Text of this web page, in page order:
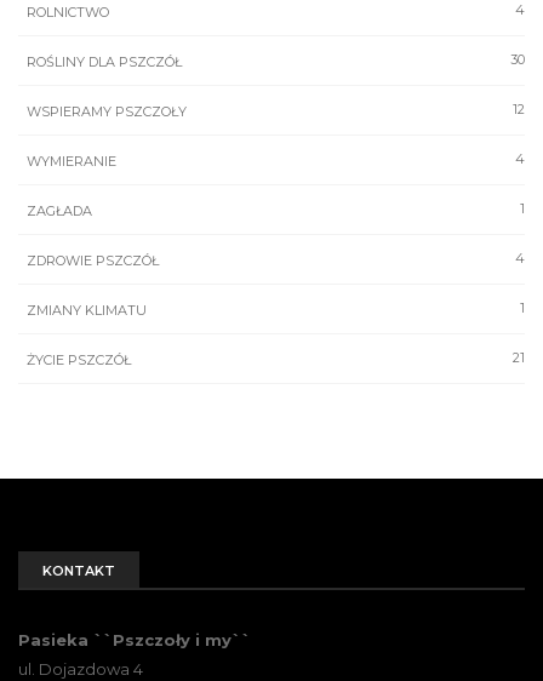
4
ROLNICTWO
30
ROŚLINY DLA PSZCZÓŁ
12
WSPIERAMY PSZCZOŁY
4
WYMIERANIE
1
ZAGŁADA
4
ZDROWIE PSZCZÓŁ
1
ZMIANY KLIMATU
21
ŻYCIE PSZCZÓŁ
KONTAKT
Pasieka ``Pszczoły i my``
ul. Dojazdowa 4